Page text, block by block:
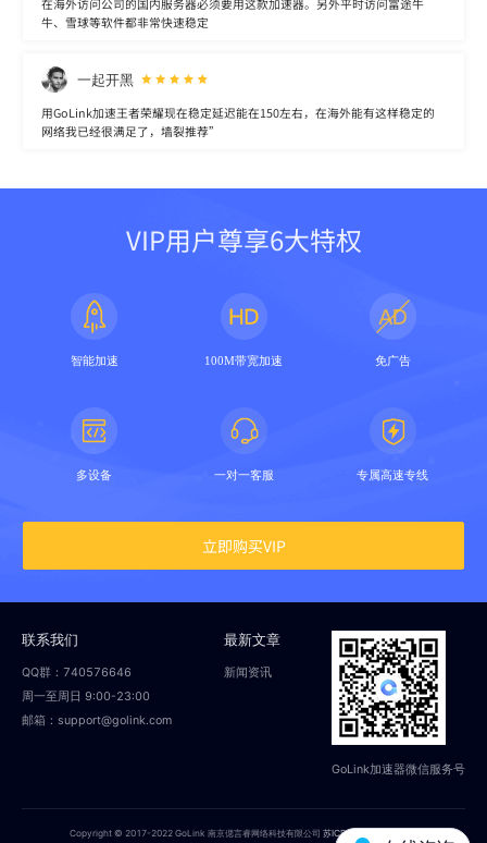
在海外访问公司的国内服务器必须要用这款加速器。另外平时访问富途牛
牛、雪球等软件都非常快速稳定
一起开黑
用GoLink加速王者荣耀现在稳定延迟能在150左右，在海外能有这样稳定的
网络我已经很满足了，墙裂推荐”
VIP用户尊享6大特权
智能加速 100M带宽加速 免广告
多设备 一对一客服 专属高速专线
立即购买VIP
联系我们
QQ群：740576646
周一至周日 9:00-23:00
邮箱：support@golink.com
最新文章
新闻资讯
GoLink加速器微信服务号
Copyright © 2017-2022 GoLink 南京偲言睿网络科技有限公司苏ICP备18014251号-2